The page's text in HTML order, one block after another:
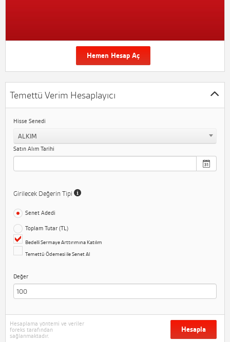
Hemen Hesap Aç
Temettü Verim Hesaplayıcı
Hisse Senedi
ALKIM
Satın Alım Tarihi
Girilecek Değerin Tipi
Senet Adedi
Toplam Tutar (TL)
Bedelli Sermaye Arttırımına Katılım
Temettü Ödemesi ile Senet Al
Değer
Hesaplama yöntemi ve veriler
foreks tarafından
sağlanmaktadır.
Hesapla